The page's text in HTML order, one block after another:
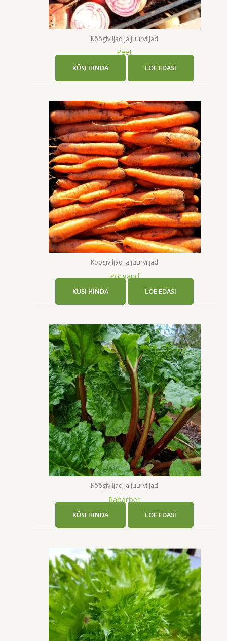
Köögiviljad ja juurviljad
Peet
KÜSI HINDA LOE EDASI
Köögiviljad ja juurviljad
Porgand
KÜSI HINDA LOE EDASI
Köögiviljad ja juurviljad
Rabarber
KÜSI HINDA LOE EDASI